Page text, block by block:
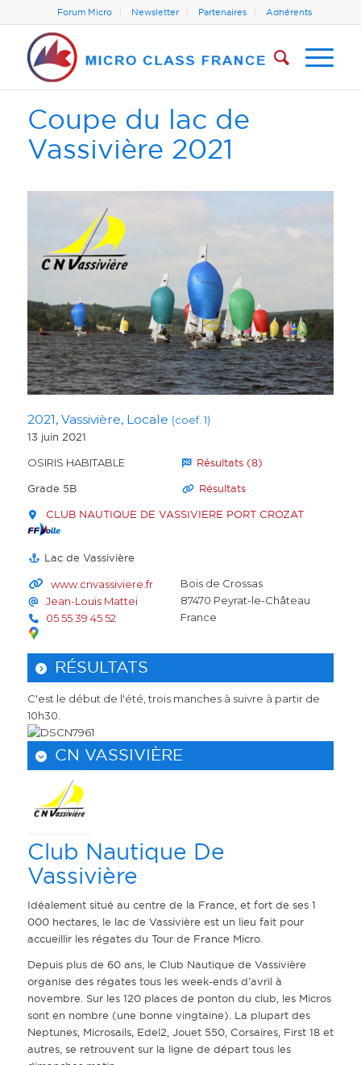
Forum Micro Newsletter Partenaires Adhérents
Coupe du lac de
Vassivière 2021
2021, Vassivière, Locale (coef. 1)
13 juin 2021
OSIRIS HABITABLE
Grade 5B
Résultats (8)
Résultats
CLUB NAUTIQUE DE VASSIVIERE PORT CROZAT
Lac de Vassivière
www.cnvassiviere.fr
Jean-Louis Mattei
05 55 39 45 52
Bois de Crossas
87470 Peyrat-le-Château
France
RÉSULTATS
C'est le début de l'été, trois manches à suivre à partir de
10h30.
CN VASSIVIÈRE
Club Nautique De
Vassivière
Idéalement situé au centre de la France, et fort de ses 1
000 hectares, le lac de Vassivière est un lieu fait pour
accueillir les régates du Tour de France Micro.
Depuis plus de 60 ans, le Club Nautique de Vassivière
organise des régates tous les week-ends d’avril à
novembre. Sur les 120 places de ponton du club, les Micros
sont en nombre (une bonne vingtaine). La plupart des
Neptunes, Microsails, Edel2, Jouet 550, Corsaires, First 18 et
autres, se retrouvent sur la ligne de départ tous les